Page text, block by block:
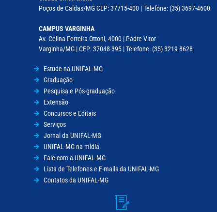
Poços de Caldas/MG CEP: 37715-400 | Telefone: (35) 3697-4600
CAMPUS VARGINHA
Av. Celina Ferreira Ottoni, 4000 | Padre Vitor
Varginha/MG | CEP: 37048-395 | Telefone: (35) 3219 8628
Estude na UNIFAL-MG
Graduação
Pesquisa e Pós-graduação
Extensão
Concursos e Editais
Serviços
Jornal da UNIFAL-MG
UNIFAL-MG na mídia
Fale com a UNIFAL-MG
Lista de Telefones e E-mails da UNIFAL-MG
Contatos da UNIFAL-MG